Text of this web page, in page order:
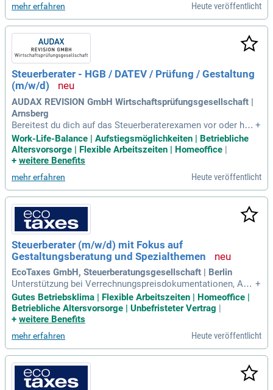
n, sind Sie genau richtig. Idealerweise haben Sie Erfahrung
mit 3D-Planungssoftware – eine Einarbeitung ist jedoch mö
glich. Ihre freundliche und verbindliche Art ermöglicht es Ihn
en, Kund:innen kompetent und kreativ zu beraten. Sie arbeit
en selbstständig, sind flexibles Teammitglied und kommuni
zieren verhandlungssicher auf Deutsch. Genießen Sie einen
unbefristeten Arbeitsvertrag und einen zukunftssicheren Arb
eitsplatz in Festanstellung bei uns.
mehr erfahren Heute veröffentlicht
Steuerberater - HGB / DATEV / Prüfung / Gestaltung
(m/w/d)
AUDAX REVISION GmbH Wirtschaftsprüfungsgesellschaft |
Arnsberg
Bereitest du dich auf das Steuerberaterexamen vor oder has
t du es bereits bestanden? Wenn du zudem über erste Beruf
serfahrung in der Steuerberatung oder Wirtschaftsprüfung v
erfügst, bist du hier genau richtig. Gute Kenntnisse im Hand
nzt durch Erfahrung mit DATEV und MS Office. Wir suchen s
orgfältige, strukturierte und eigenverantwortliche Teamspiel
er, die Freude am Mandantenkontakt haben. Neben 30 Tage
n Urlaub bieten wir dir zahlreiche Fort- und Weiterbildungsm
öglichkeiten sowie betriebliche Altersvorsorge. Entfalte dei
n Potenzial und entwickle dich im dynamischen Umfeld der
Steuerberatung weiter!
+
Work-Life-Balance | Aufstiegsmöglichkeiten | Betriebliche
Altersvorsorge | Flexible Arbeitszeiten | Homeoffice |
+ weitere Benefits
mehr erfahren Heute veröffentlicht
Steuerberater (m/w/d) mit Fokus auf
Gestaltungsberatung und Spezialthemen
EcoTaxes GmbH, Steuerberatungsgesellschaft | Berlin
Unterstützung bei Verrechnungspreisdokumentationen, APA
Anträgen; Erstellung von Selbstanzeigen; steuerliche Vertra
gsgestaltung; Auf Wunsch Erstellung von Jahresabschlüsse
n (insbesondere für Kapitalgesellschaften).
+
Gutes Betriebsklima | Flexible Arbeitszeiten | Homeoffice |
Betriebliche Altersvorsorge | Unbefristeter Vertrag |
+ weitere Benefits
mehr erfahren Heute veröffentlicht